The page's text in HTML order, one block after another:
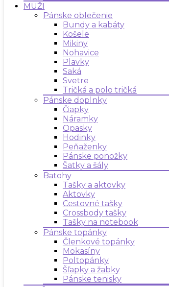
MUŽI
Pánske oblečenie
Bundy a kabáty
Košele
Mikiny
Nohavice
Plavky
Saká
Svetre
Tričká a polo tričká
Pánske doplnky
Čiapky
Náramky
Opasky
Hodinky
Peňaženky
Pánske ponožky
Šatky a šály
Batohy
Tašky a aktovky
Aktovky
Cestovné tašky
Crossbody tašky
Tašky na notebook
Pánske topánky
Členkové topánky
Mokasíny
Poltopánky
Šľapky a žabky
Pánske tenisky